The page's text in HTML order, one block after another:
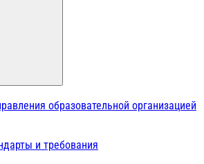
образовательной организацией
и требования